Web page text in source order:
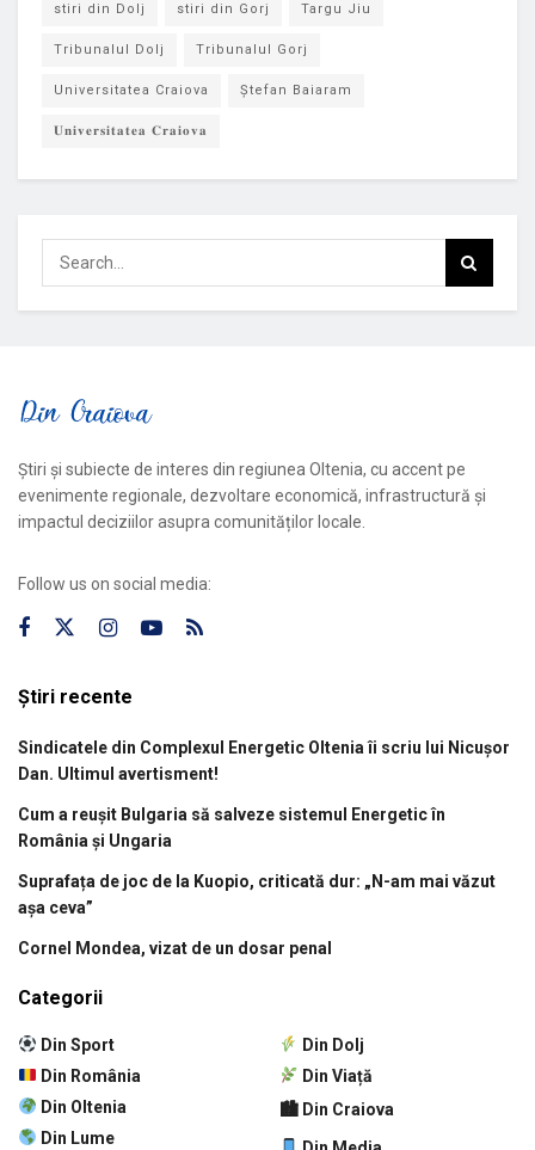
stiri din Dolj stiri din Gorj Targu Jiu
Tribunalul Dolj Tribunalul Gorj
Universitatea Craiova Ștefan Baiaram
𝐔𝐧𝐢𝐯𝐞𝐫𝐬𝐢𝐭𝐚𝐭𝐞𝐚 𝐂𝐫𝐚𝐢𝐨𝐯𝐚
Știri și subiecte de interes din regiunea Oltenia, cu accent pe
evenimente regionale, dezvoltare economică, infrastructură și
impactul deciziilor asupra comunităților locale.
Follow us on social media:
Știri recente
Sindicatele din Complexul Energetic Oltenia îi scriu lui Nicușor
Dan. Ultimul avertisment!
Cum a reușit Bulgaria să salveze sistemul Energetic în
România și Ungaria
Suprafața de joc de la Kuopio, criticată dur: „N-am mai văzut
așa ceva”
Cornel Mondea, vizat de un dosar penal
Categorii
Din Sport
Din România
Din Oltenia
Din Lume
Din Dolj
Din Viață
🏙 Din Craiova